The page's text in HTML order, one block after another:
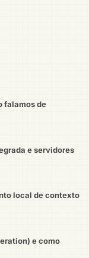
falamos de
e servidores
local de contexto
e como